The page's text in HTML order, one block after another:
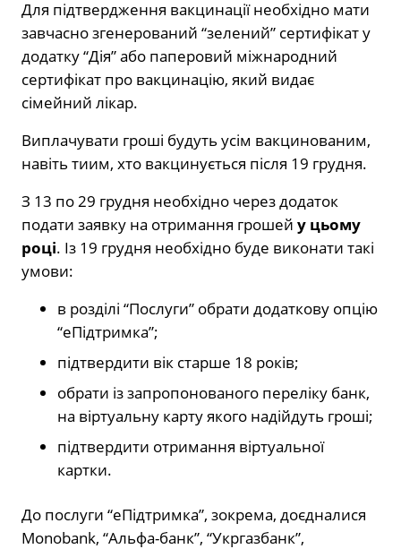
Для підтвердження вакцинації необхідно мати
завчасно згенерований “зелений” сертифікат у
додатку “Дія” або паперовий міжнародний
сертифікат про вакцинацію, який видає
сімейний лікар.
Виплачувати гроші будуть усім вакцинованим,
навіть тиим, хто вакцинується після 19 грудня.
З 13 по 29 грудня необхідно через додаток
подати заявку на отримання грошей у цьому
році. Із 19 грудня необхідно буде виконати такі
умови:
в розділі “Послуги” обрати додаткову опцію
“еПідтримка”;
підтвердити вік старше 18 років;
обрати із запропонованого переліку банк,
на віртуальну карту якого надійдуть гроші;
підтвердити отримання віртуальної
картки.
До послуги “еПідтримка”, зокрема, доєдналися
Monobank, “Альфа-банк”, “Укргазбанк”,